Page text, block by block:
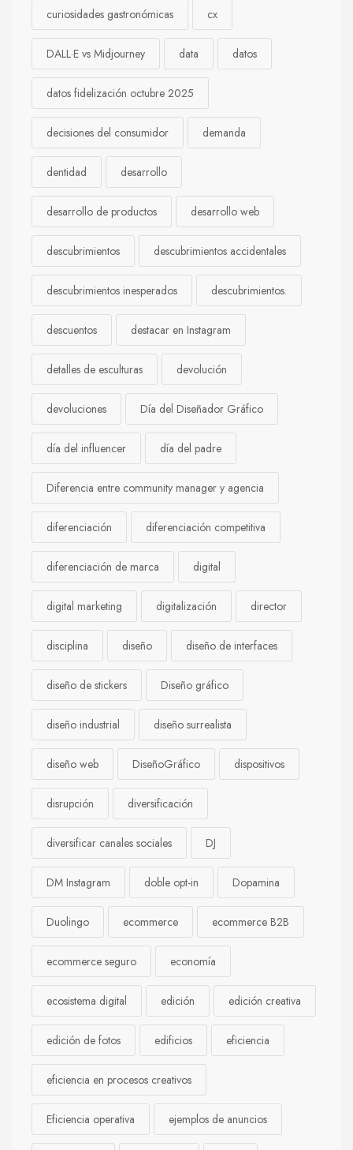
curiosidades gastronómicas cx
DALL·E vs Midjourney data datos
datos fidelización octubre 2025
decisiones del consumidor demanda
dentidad desarrollo
desarrollo de productos desarrollo web
descubrimientos descubrimientos accidentales
descubrimientos inesperados descubrimientos.
descuentos destacar en Instagram
detalles de esculturas devolución
devoluciones Día del Diseñador Gráfico
día del influencer día del padre
Diferencia entre community manager y agencia
diferenciación diferenciación competitiva
diferenciación de marca digital
digital marketing digitalización director
disciplina diseño diseño de interfaces
diseño de stickers Diseño gráfico
diseño industrial diseño surrealista
diseño web DiseñoGráfico dispositivos
disrupción diversificación
diversificar canales sociales DJ
DM Instagram doble opt-in Dopamina
Duolingo ecommerce ecommerce B2B
ecommerce seguro economía
ecosistema digital edición edición creativa
edición de fotos edificios eficiencia
eficiencia en procesos creativos
Eficiencia operativa ejemplos de anuncios